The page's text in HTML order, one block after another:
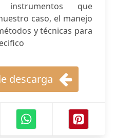
instrumentos que
caso, el manejo
y técnicas para
descarga